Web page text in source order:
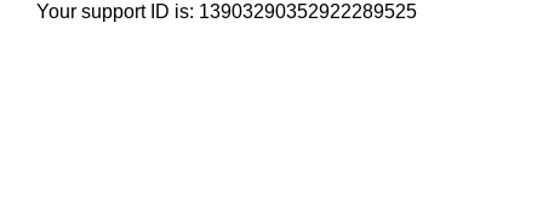
Your support ID is: 13903290352922289525